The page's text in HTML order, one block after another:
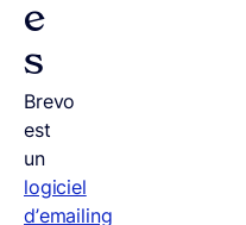
e
s
Brevo
est
un
logiciel
d’emailing